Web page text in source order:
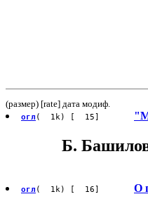
(размер) [rate] дата модиф.
огл ( 1k) [ 15]
Б.
огл ( 1k) [ 16] О